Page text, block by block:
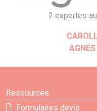
2 expertes
AGNES
Ressources
Formulaires devis